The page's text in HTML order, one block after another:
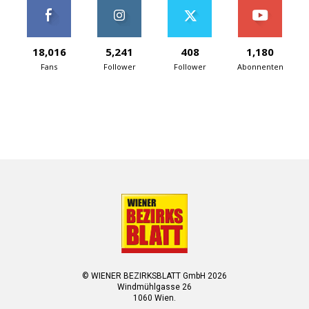
18,016
Fans
5,241
Follower
408
Follower
1,180
Abonnenten
© WIENER BEZIRKSBLATT GmbH 2026
Windmühlgasse 26
1060 Wien.